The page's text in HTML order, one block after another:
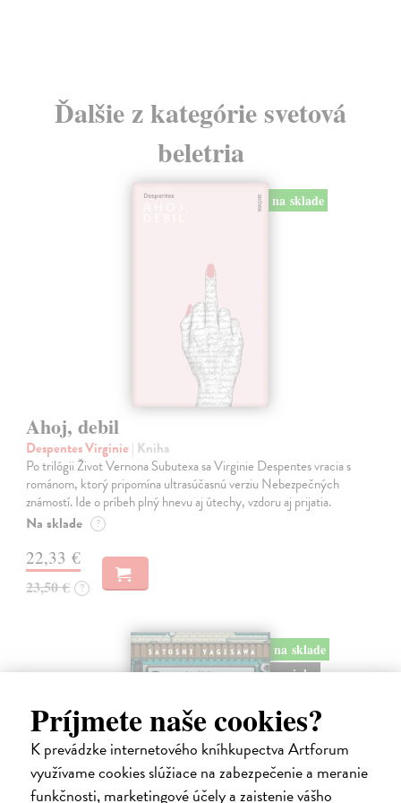
Príjmete naše cookies?
K prevádzke internetového kníhkupectva Artforum
využívame cookies slúžiace na zabezpečenie a meranie
funkčnosti, marketingové účely a zaistenie vášho
Ďalšie z kategórie svetová
beletria
na sklade
Ahoj, debil
Despentes Virginie | Kniha
Po trilógii Život Vernona Subutexa sa Virginie Despentes vracia s
románom, ktorý pripomína ultrasúčasnú verziu Nebezpečných
známostí. Ide o príbeh plný hnevu aj útechy, vzdoru aj prijatia.
Na sklade ?
22,33 €
23,50 € ?
na sklade
novinka